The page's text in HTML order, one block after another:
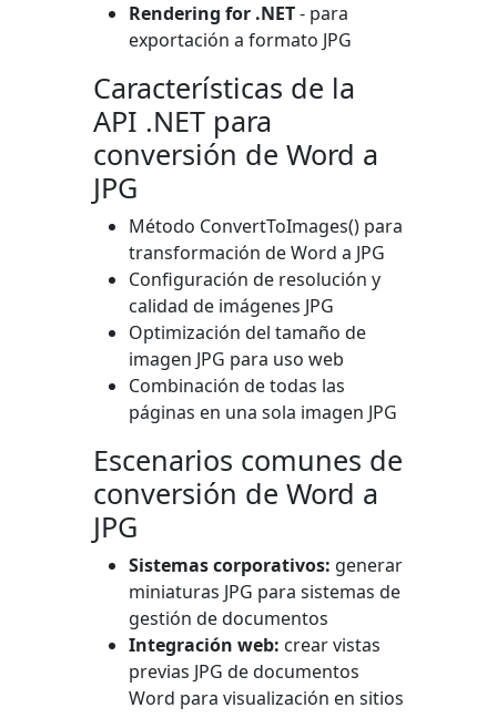
Rendering for .NET- para
exportación a formato JPG
Características de la
API .NET para
conversión de Word a
JPG
Método ConvertToImages() para
transformación de Word a JPG
Configuración de resolución y
calidad de imágenes JPG
Optimización del tamaño de
imagen JPG para uso web
Combinación de todas las
páginas en una sola imagen JPG
Escenarios comunes de
conversión de Word a
JPG
Sistemas corporativos: generar
miniaturas JPG para sistemas de
gestión de documentos
Integración web: crear vistas
previas JPG de documentos
Word para visualización en sitios